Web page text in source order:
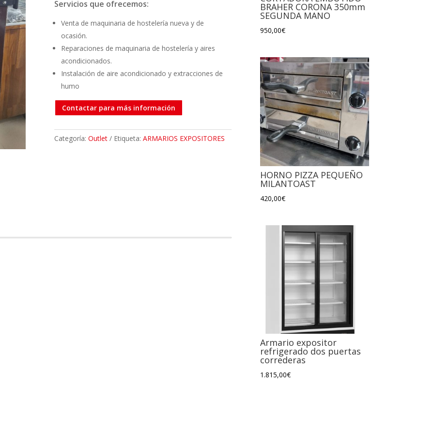
Servicios que ofrecemos:
Venta de maquinaria de hostelería nueva y de
ocasión.
Reparaciones de maquinaria de hostelería y aires
acondicionados.
Instalación de aire acondicionado y extracciones de
humo
Contactar para más información
Categoría: Outlet Etiqueta: ARMARIOS EXPOSITORES
BRAHER CORONA 350mm
SEGUNDA MANO
950,00€
HORNO PIZZA PEQUEÑO
MILANTOAST
420,00€
Armario expositor
refrigerado dos puertas
correderas
1.815,00€